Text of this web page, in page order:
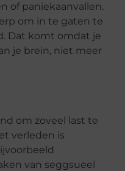
of paniekaanvallen.
om in te gaten te
Dat komt omdat je
je brein, niet meer
om zoveel last te
verleden is
van seggsueel